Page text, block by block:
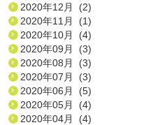
2020年12月 (2)
2020年11月 (1)
2020年10月 (4)
2020年09月 (3)
2020年08月 (3)
2020年07月 (3)
2020年06月 (5)
2020年05月 (4)
2020年04月 (4)